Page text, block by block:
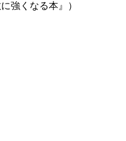
強くなる本』）